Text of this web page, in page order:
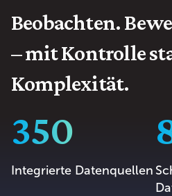
Beobachten.
– mit Kontrolle
Komplexität.
350
Integrierte Datenquellen